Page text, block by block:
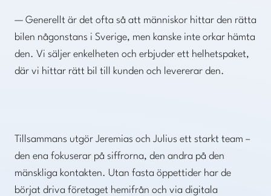
— Generellt är det ofta så att människor hittar den rätta
bilen någonstans i Sverige, men kanske inte orkar hämta
den. Vi säljer enkelheten och erbjuder ett helhetspaket,
där vi hittar rätt bil till kunden och levererar den.
Tillsammans utgör Jeremias och Julius ett starkt team –
den ena fokuserar på siffrorna, den andra på den
mänskliga kontakten. Utan fasta öppettider har de
börjat driva företaget hemifrån och via digitala